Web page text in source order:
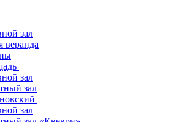
зал
веранда
зал
зал
зал